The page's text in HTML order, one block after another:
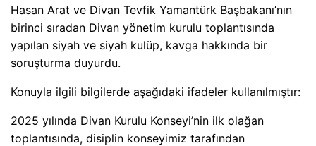
Hasan Arat ve Divan Tevfik Yamantürk Başbakanı’nın
birinci sıradan Divan yönetim kurulu toplantısında
yapılan siyah ve siyah kulüp, kavga hakkında bir
soruşturma duyurdu.
Konuyla ilgili bilgilerde aşağıdaki ifadeler kullanılmıştır:
2025 yılında Divan Kurulu Konseyi’nin ilk olağan
toplantısında, disiplin konseyimiz tarafından